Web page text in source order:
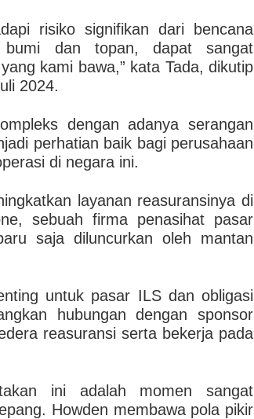
risiko signifikan dari bencana
dan topan, dapat sangat
kami bawa,” kata Tada, dikutip
2024.
dengan adanya serangan
perhatian baik bagi perusahaan
di negara ini.
layanan reasuransinya di
sebuah firma penasihat pasar
saja diluncurkan oleh mantan
untuk pasar ILS dan obligasi
hubungan dengan sponsor
reasuransi serta bekerja pada
ini adalah momen sangat
Howden membawa pola pikir